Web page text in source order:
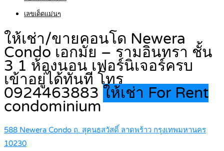
เลขเด็ดแม่นๆ
ให้เช่า/ขายคอนโด Newera
Condo เอกมัย – รามอินทรา ชั้น
3 1 ห้องนอน เฟอร์นิเจอร์ครบ
เข้าอยู่ได้ทันที โทร
0924463883 ให้เช่า For Rent
condominium
588 Newera Condo ถ. สุคนธสวัสดิ์ ลาดพร้าว กรุงเทพมหานคร
10230